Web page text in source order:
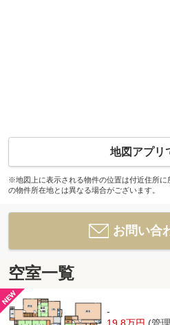
地図アプリ
※地図上に表示される物件の位置は付近住所
の物件所在地とは異なる場合がございます。
お問い合
空室一覧
-